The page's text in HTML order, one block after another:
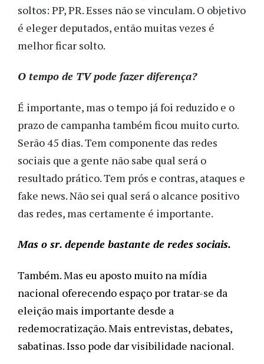
soltos: PP, PR. Esses não se vinculam. O objetivo
é eleger deputados, então muitas vezes é
melhor ficar solto.
O tempo de TV pode fazer diferença?
É importante, mas o tempo já foi reduzido e o
prazo de campanha também ficou muito curto.
Serão 45 dias. Tem componente das redes
sociais que a gente não sabe qual será o
resultado prático. Tem prós e contras, ataques e
fake news. Não sei qual será o alcance positivo
das redes, mas certamente é importante.
Mas o sr. depende bastante de redes sociais.
Também. Mas eu aposto muito na mídia
nacional oferecendo espaço por tratar-se da
eleição mais importante desde a
redemocratização. Mais entrevistas, debates,
sabatinas. Isso pode dar visibilidade nacional.